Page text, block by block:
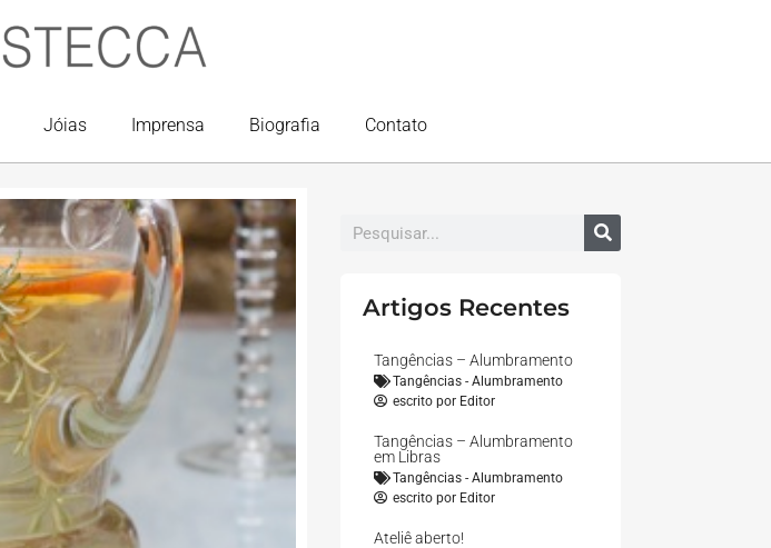
Jóias Imprensa Biografia Contato
Artigos Recentes
Tangências – Alumbramento
Tangências - Alumbramento
escrito porEditor
Tangências – Alumbramento
em Libras
Tangências - Alumbramento
escrito porEditor
Ateliê aberto!